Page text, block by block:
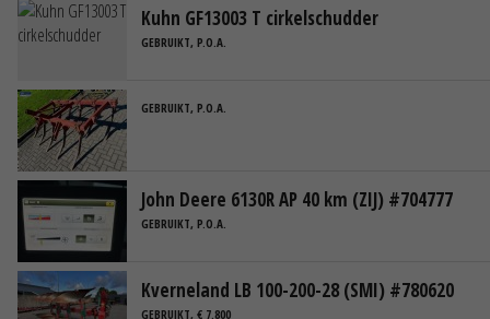
Kuhn GF13003 T cirkelschudder
GEBRUIKT, P.O.A.
GEBRUIKT, P.O.A.
John Deere 6130R AP 40 km (ZIJ) #704777
GEBRUIKT, P.O.A.
Kverneland LB 100-200-28 (SMI) #780620
GEBRUIKT, € 7.800